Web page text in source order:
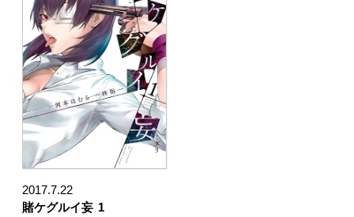
2017.7.22
賭ケグルイ妄 1